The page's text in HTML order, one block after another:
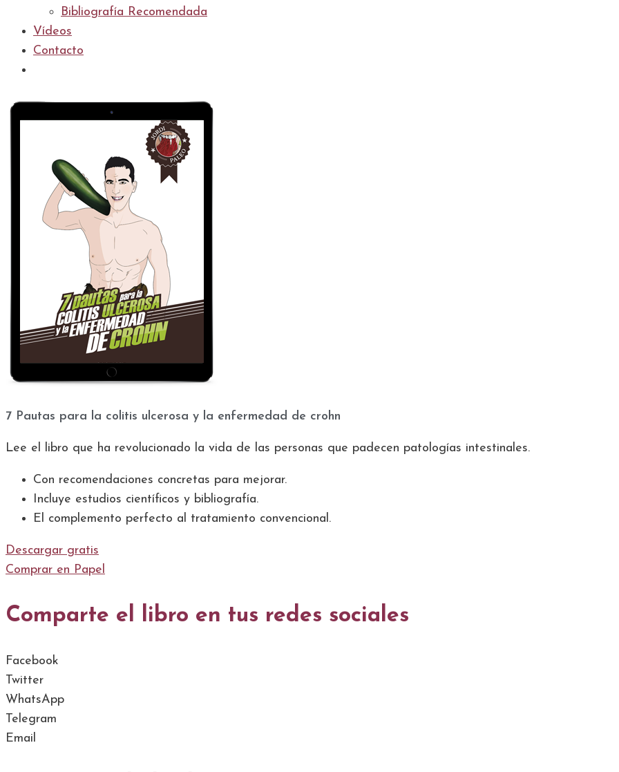
Bibliografía Recomendada
Vídeos
Contacto
7 Pautas para la colitis ulcerosa y la enfermedad de crohn
Lee el libro que ha revolucionado la vida de las personas que padecen patologías intestinales.
Con recomendaciones concretas para mejorar.
Incluye estudios científicos y bibliografía.
El complemento perfecto al tratamiento convencional.
Descargar gratis
Comprar en Papel
Comparte el libro en tus redes sociales
Facebook
Twitter
WhatsApp
Telegram
Email